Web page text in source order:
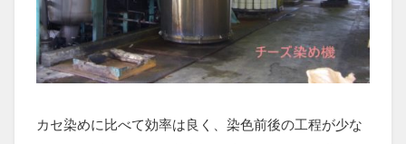
カセ染めに比べて効率は良く、染色前後の工程が少な